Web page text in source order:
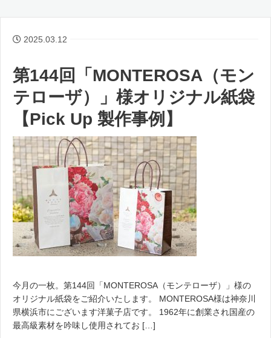
2025.03.12
第144回「MONTEROSA（モン
テローザ）」様オリジナル紙袋
【Pick Up 製作事例】
今月の一枚。第144回「MONTEROSA（モンテローザ）」様の
オリジナル紙袋をご紹介いたします。 MONTEROSA様は神奈川
県横浜市にございます洋菓子店です。 1962年に創業され国産の
最高級素材を吟味し使用されてお […]